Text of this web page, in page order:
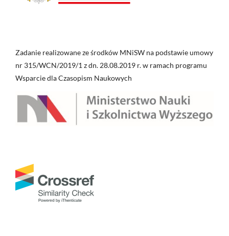
Zadanie realizowane ze środków MNiSW na podstawie umowy
nr 315/WCN/2019/1 z dn. 28.08.2019 r. w ramach programu
Wsparcie dla Czasopism Naukowych